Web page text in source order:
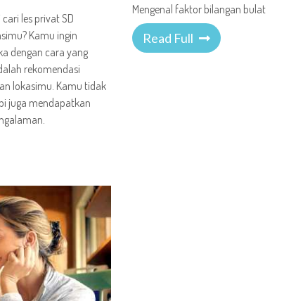
les privat SD
Kamu ingin
dengan cara yang
rekomendasi
lokasimu. Kamu tidak
juga mendapatkan
Mengenal faktor bilangan bulat
Read Full